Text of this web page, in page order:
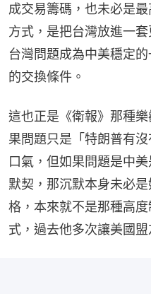
成交易籌碼，也未必是
方式，是把台灣放進一
台灣問題成為中美穩定
的交換條件。
這也正是《衛報》那種
果問題只是「特朗普有
口氣，但如果問題是中
默契，那沉默本身未必
格，本來就不是那種高
式，過去他多次讓美國